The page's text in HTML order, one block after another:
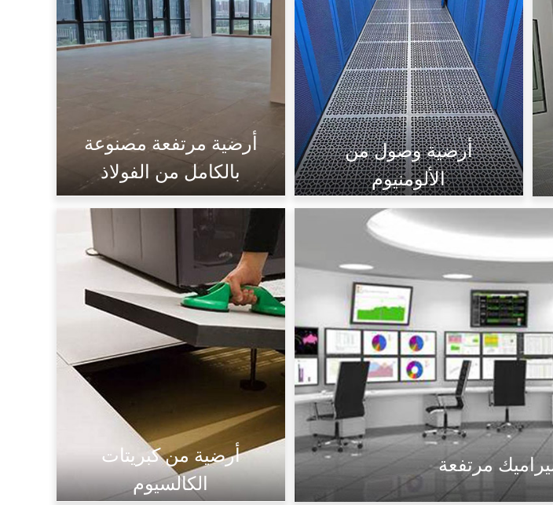
أرضية مرتفعة مصنوعة
بالكامل من الفولاذ
فُولاَذ
لوحة مغلفة
مثقب
أرضية وصول من
الألومنيوم
لوحة صلبة
لوحة مثقبة
أرضية من كبريتات
الكالسيوم
مرتفعة